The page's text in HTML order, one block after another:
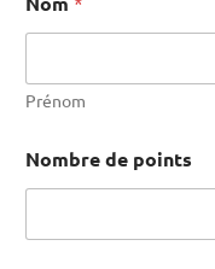
Prénom
Nombre de points